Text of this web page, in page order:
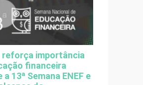
reforça importância
financeira
13ª Semana ENEF e